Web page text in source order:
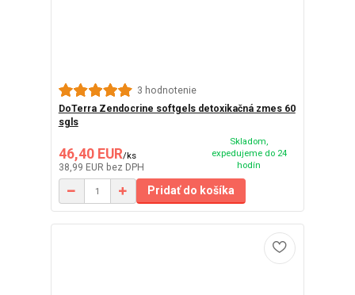
3 hodnotenie
DoTerra Zendocrine softgels detoxikačná zmes 60
sgls
46,40 EUR/ks
38,99 EUR bez DPH
Skladom,
expedujeme do 24
hodín
Pridať do košíka